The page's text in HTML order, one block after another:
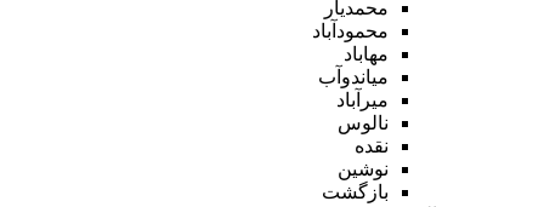
محمدیار
محمودآباد
مهاباد
میاندوآب
میرآباد
نالوس
نقده
نوشین
بازگشت